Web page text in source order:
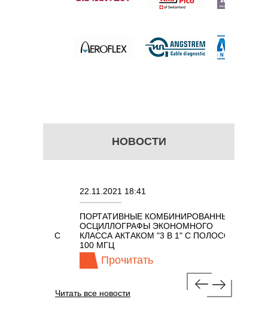
НОВОСТИ
22.11.2021 18:41
ПОРТАТИВНЫЕ КОМБИНИРОВАННЫЕ
ОСЦИЛЛОГРАФЫ ЭКОНОМНОГО
КЛАССА АКТАКОМ "3 В 1" С ПОЛОСОЙ
100 МГЦ
Прочитать
Читать все новости